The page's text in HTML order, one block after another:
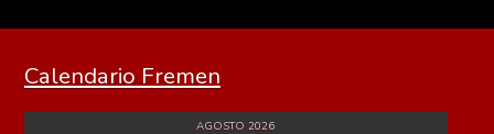
Calendario Fremen
AGOSTO 2026